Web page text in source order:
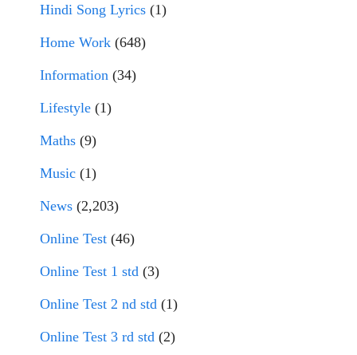
Hindi Song Lyrics (1)
Home Work (648)
Information (34)
Lifestyle (1)
Maths (9)
Music (1)
News (2,203)
Online Test (46)
Online Test 1 std (3)
Online Test 2 nd std (1)
Online Test 3 rd std (2)